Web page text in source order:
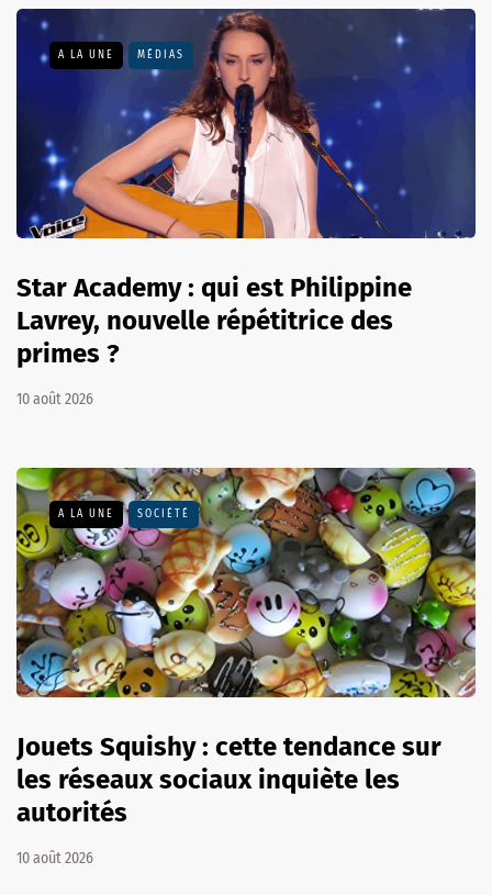
A LA UNE MÉDIAS
Star Academy : qui est Philippine
Lavrey, nouvelle répétitrice des
primes ?
10 août 2026
A LA UNE SOCIÉTÉ
Jouets Squishy : cette tendance sur
les réseaux sociaux inquiète les
autorités
10 août 2026